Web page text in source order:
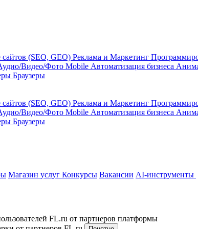
(SEO, GEO) Реклама и Маркетинг
Видео/Фото Mobile Автоматизация бизнеса
Браузеры
(SEO, GEO) Реклама и Маркетинг
Видео/Фото Mobile Автоматизация бизнеса
Браузеры
Магазин услуг Конкурсы Вакансии AI-инструменты
FL.ru от партнеров платформы